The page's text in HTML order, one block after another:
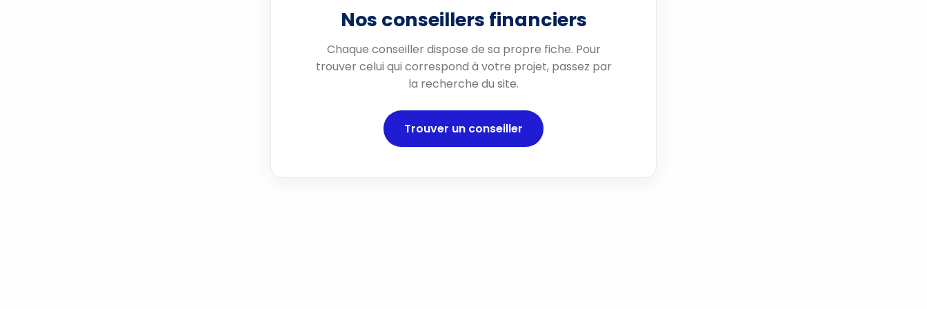
Nos conseillers financiers
Chaque conseiller dispose de sa propre fiche. Pour
trouver celui qui correspond à votre projet, passez par
la recherche du site.
Trouver un conseiller